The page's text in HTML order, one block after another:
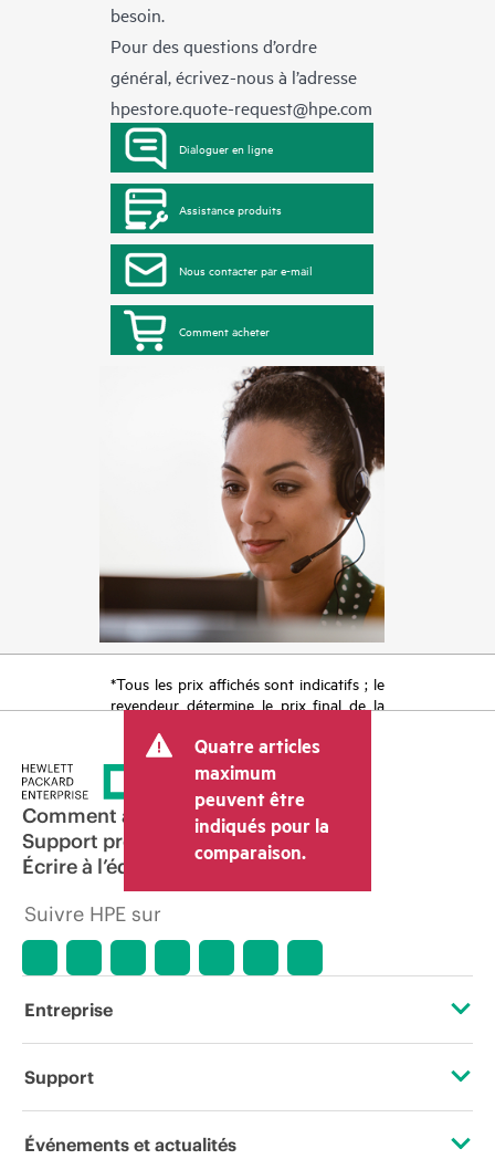
besoin.
Pour des questions d’ordre
général, écrivez-nous à l’adresse
hpestore.quote-request@hpe.com
Dialoguer en ligne
Assistance produits
Nous contacter par e-mail
Comment acheter
*Tous les prix affichés sont indicatifs ; le
revendeur détermine le prix final de la
tels que la TVA ou les taxes sur la vente
et les frais d’expédition. Le prix de la
transaction déterminé par le revendeur
peut varier par rapport à d’autres
revendeurs et au prix indicatif affiché.
Les prix indicatifs peuvent inclure des
offres promotionnelles limitées dans le
temps. HPE se réserve le droit d’ajuster
les prix à tout moment pour diverses
l’arrêt d’un produit, la disponibilité
période de promotion et des erreurs
dans les publicités.
Quatre articles
maximum
peuvent être
indiqués pour la
comparaison.
Comment acheter
Support produit
Écrire à l’équipe commerciale
Suivre HPE sur
Entreprise
À propos de HPE
Support
Services d’assistance opérationnelle (OSS)
Événements et actualités